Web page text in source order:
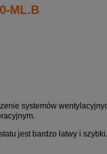
ML.B
systemów
jest bardzo łatwy i szybki.